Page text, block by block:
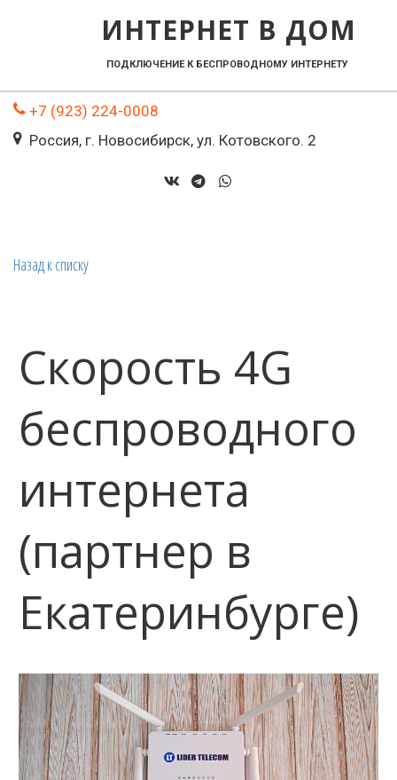
ИНТЕРНЕТ В ДОМ
ПОДКЛЮЧЕНИЕ К БЕСПРОВОДНОМУ ИНТЕРНЕТУ
+7 (923) 224-0008
Россия, г. Новосибирск, ул. Котовского. 2
Назад к списку
Скорость 4G
беспроводного
интернета
(партнер в
Екатеринбурге)